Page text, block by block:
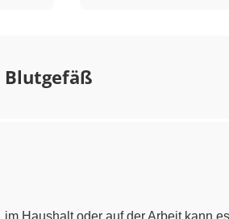
Blutgefäß
Haushalt oder auf der Arbeit kann